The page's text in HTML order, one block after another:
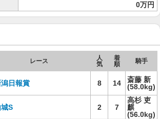
0万円
レース
人
気
着
順
騎手
潟日報賞 8 14
斎藤 新
(58.0kg)
S 2 7
高杉 吏
麒
(56.0kg)